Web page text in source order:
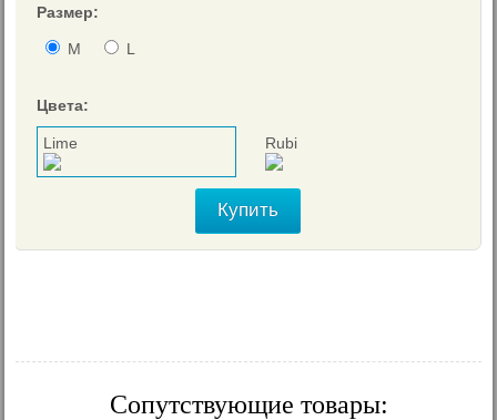
Размер:
M L
Цвета:
Lime Rubi
Купить
Сопутствующие товары: